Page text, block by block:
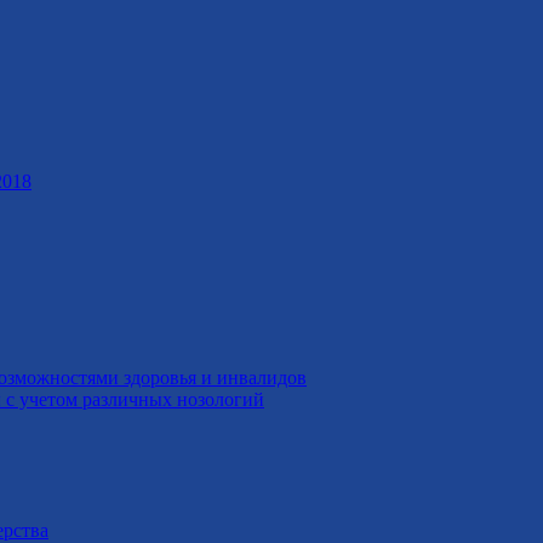
здоровья и инвалидов
учетом различных нозологий